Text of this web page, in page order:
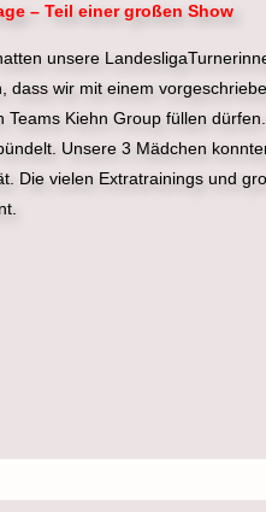
– Teil einer großen Show
unsere
dass wir mit einem
Teams Kiehn Group füllen
Unsere 3 Mädchen
Die vielen Extratrainings und